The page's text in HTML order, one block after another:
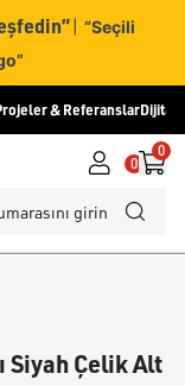
| “Seçili
& ReferanslarDijital
0
0
Siyah Çelik Alt